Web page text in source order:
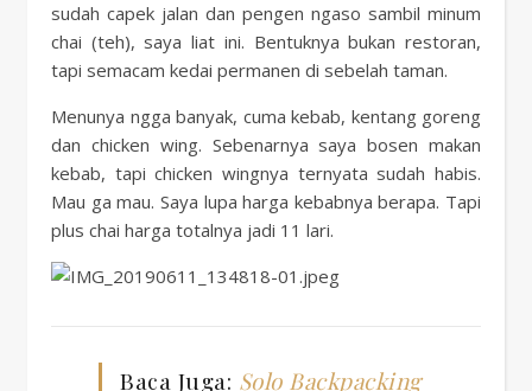
sudah capek jalan dan pengen ngaso sambil minum
chai (teh), saya liat ini. Bentuknya bukan restoran,
tapi semacam kedai permanen di sebelah taman.
Menunya ngga banyak, cuma kebab, kentang goreng
dan chicken wing. Sebenarnya saya bosen makan
kebab, tapi chicken wingnya ternyata sudah habis.
Mau ga mau. Saya lupa harga kebabnya berapa. Tapi
plus chai harga totalnya jadi 11 lari.
Baca Juga: Solo Backpacking